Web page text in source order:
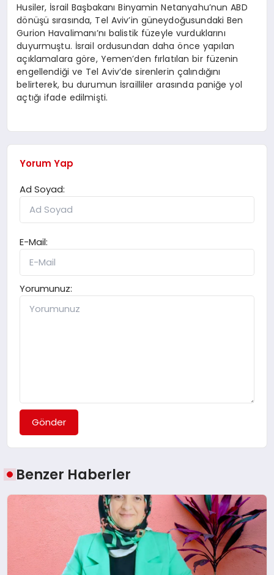
Husiler, İsrail Başbakanı Binyamin Netanyahu’nun ABD
dönüşü sırasında, Tel Aviv’in güneydoğusundaki Ben
Gurion Havalimanı’nı balistik füzeyle vurduklarını
duyurmuştu. İsrail ordusundan daha önce yapılan
açıklamalara göre, Yemen’den fırlatılan bir füzenin
engellendiği ve Tel Aviv’de sirenlerin çalındığını
belirterek, bu durumun İsrailliler arasında paniğe yol
açtığı ifade edilmişti.
Yorum Yap
Ad Soyad:
E-Mail:
Yorumunuz:
Gönder
Benzer Haberler